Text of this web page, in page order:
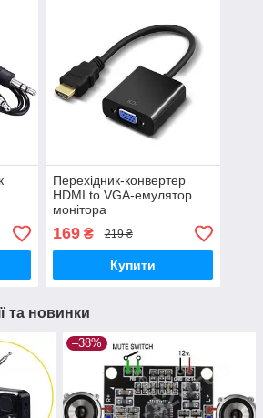
Перехідник-конвертер
HDMI to VGA-емулятор
монітора
169₴ 219 ₴
Купити
та новинки
–38%